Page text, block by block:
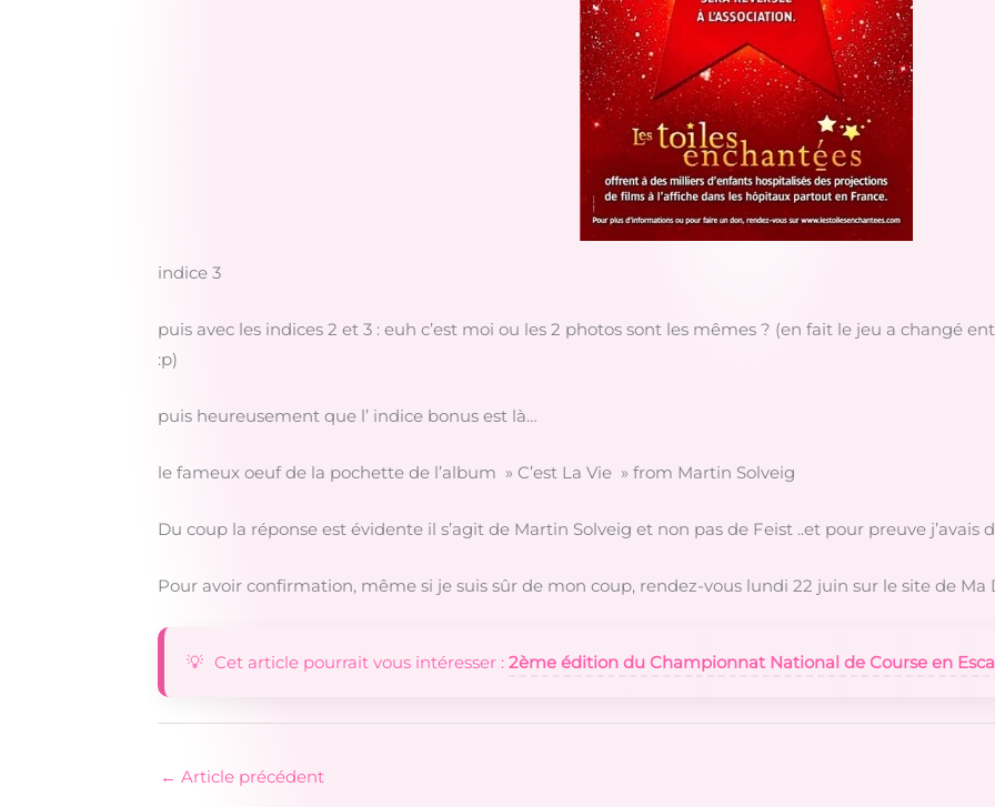
indice 3
puis avec les indices 2 et 3 : euh c’est moi ou les 2 photos sont les mêmes ? (en fait le jeu a changé
:p)
puis heureusement que l’ indice bonus est là…
le fameux oeuf de la pochette de l’album » C’est La Vie » from Martin Solveig
Du coup la réponse est évidente il s’agit de Martin Solveig et non pas de Feist ..et pour preuve j’avais
Pour avoir confirmation, même si je suis sûr de mon coup, rendez-vous lundi 22 juin sur le site de Ma
Cet article pourrait vous intéresser : 2ème édition du Championnat National de Course en
← Article précédent